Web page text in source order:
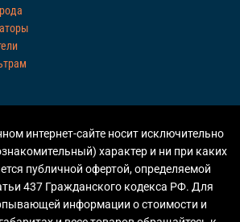
интернет-сайте носит исключительно
характер и ни при каких
публичной офертой, определяемой
437 Гражданского кодекса РФ. Для
информации о стоимости и